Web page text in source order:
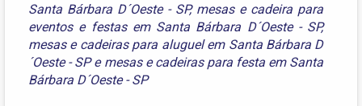
Santa Bárbara D´Oeste - SP, mesas e cadeira para
eventos e festas em Santa Bárbara D´Oeste - SP,
mesas e cadeiras para aluguel em Santa Bárbara D
´Oeste - SPe mesas e cadeiras para festa em Santa
Bárbara D´Oeste - SP